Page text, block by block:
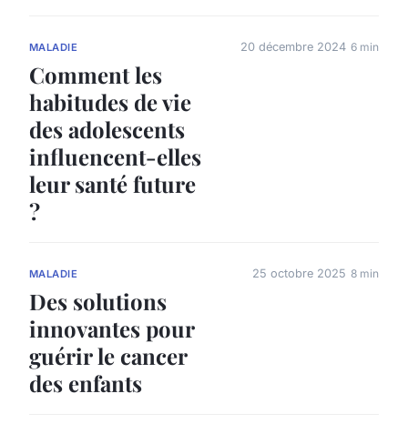
MALADIE
Comment les
habitudes de vie
des adolescents
influencent-elles
leur santé future
?
20 décembre 2024 6 min
MALADIE
Des solutions
innovantes pour
guérir le cancer
des enfants
25 octobre 2025 8 min